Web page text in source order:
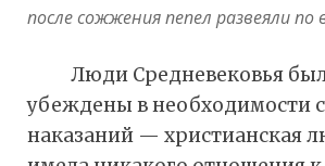
после сожжения пепел развеяли по
Люди Средневековья
убеждены в необходимости
наказаний — христианская